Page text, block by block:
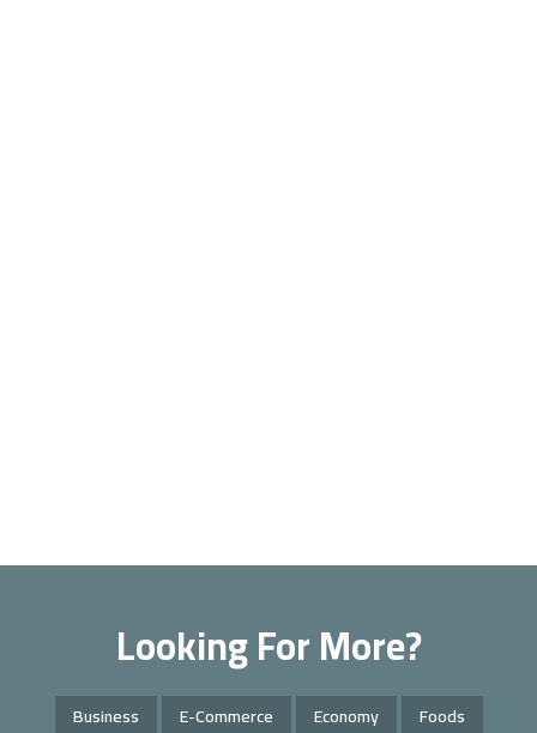
Looking For More?
Business E-Commerce Economy
Foods